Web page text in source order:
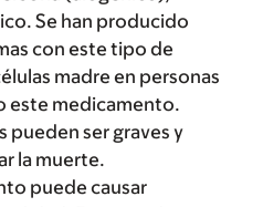
Se han producido
con este tipo de
madre en personas
este medicamento.
pueden ser graves y
la muerte.
puede causar